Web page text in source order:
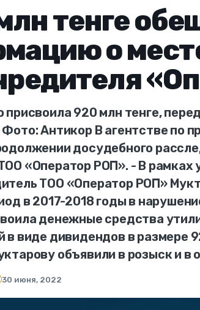
тенге
о
присвоила 920 млн тенге,
Антикор В агентстве по
досудебного
«Оператор РОП». - В рамках
ТОО «Оператор РОП»
в 2017-2018 годы в
денежные средства
в виде дивидендов в размере
объявили в розыск и в
30 июня, 2022